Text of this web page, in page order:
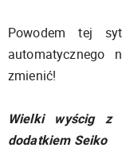
Powodem tej
automatycznego
zmienić!
Wielki wyścig z
dodatkiem Seiko